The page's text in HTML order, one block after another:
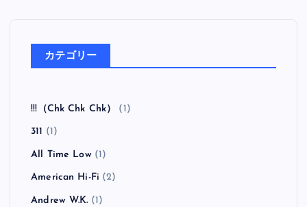
カテゴリー
!!!（Chk Chk Chk） (1)
311 (1)
All Time Low(1)
American Hi-Fi (2)
Andrew W.K. (1)